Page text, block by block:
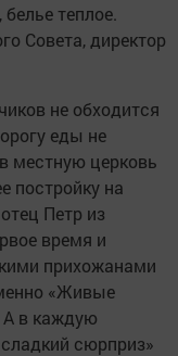
теплое.
Совета, директор
не обходится
еды не
местную церковь
постройку на
Петр из
время и
прихожанами
«Живые
А в каждую
сюрприз»